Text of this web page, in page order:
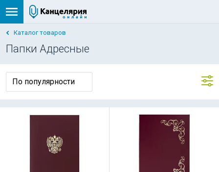
Каталог товаров
Папки Адресные